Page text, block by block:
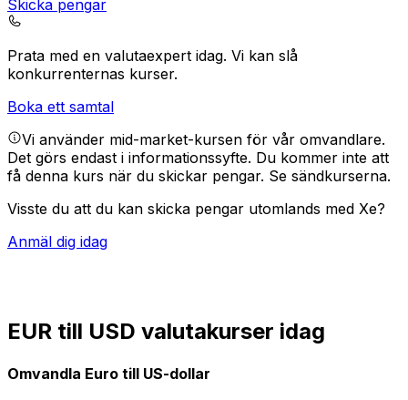
Skicka pengar
Prata med en valutaexpert idag. Vi kan slå
konkurrenternas kurser.
Boka ett samtal
Vi använder mid-market-kursen för vår omvandlare.
Det görs endast i informationssyfte. Du kommer inte att
få denna kurs när du skickar pengar. Se sändkurserna.
Visste du att du kan skicka pengar utomlands med Xe?
Anmäl dig idag
EUR till USD valutakurser idag
Omvandla Euro till US-dollar